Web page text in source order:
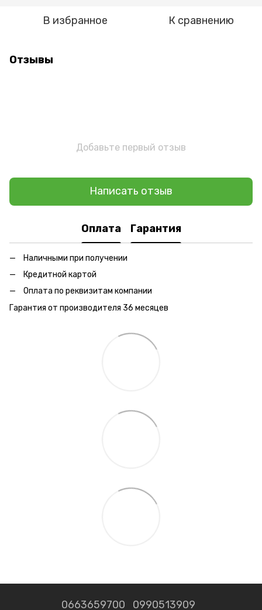
В избранное К сравнению
Отзывы
Добавьте первый отзыв
Написать отзыв
Оплата Гарантия
Наличными при получении
Кредитной картой
Оплата по реквизитам компании
Гарантия от производителя 36 месяцев
0663659700 0990513909